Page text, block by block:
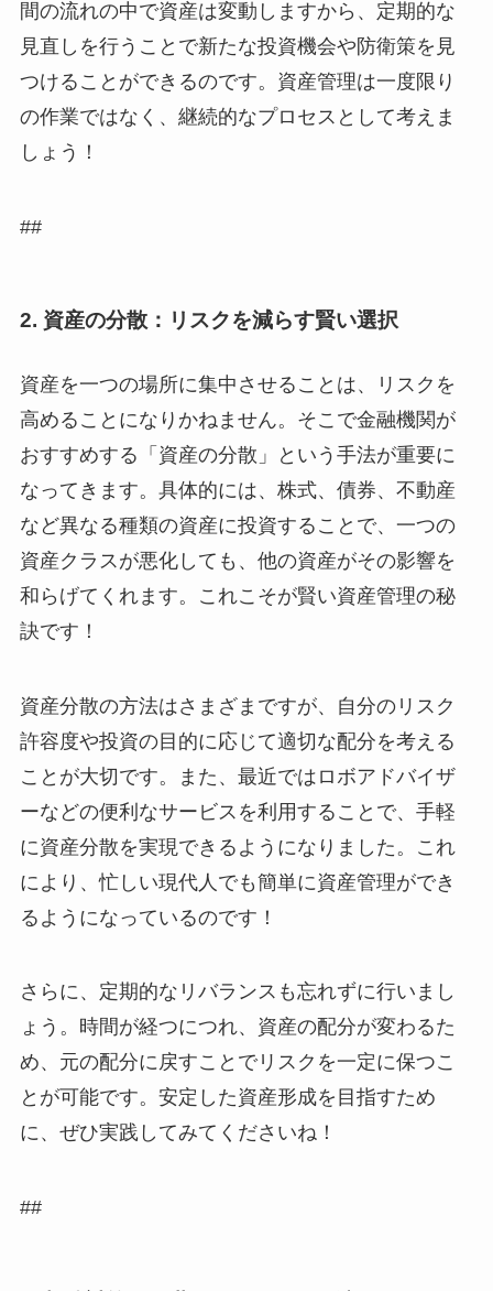
間の流れの中で資産は変動しますから、定期的な
見直しを行うことで新たな投資機会や防衛策を見
つけることができるのです。資産管理は一度限り
の作業ではなく、継続的なプロセスとして考えま
しょう！
##
2. 資産の分散：リスクを減らす賢い選択
資産を一つの場所に集中させることは、リスクを
高めることになりかねません。そこで金融機関が
おすすめする「資産の分散」という手法が重要に
なってきます。具体的には、株式、債券、不動産
など異なる種類の資産に投資することで、一つの
資産クラスが悪化しても、他の資産がその影響を
和らげてくれます。これこそが賢い資産管理の秘
訣です！
資産分散の方法はさまざまですが、自分のリスク
許容度や投資の目的に応じて適切な配分を考える
ことが大切です。また、最近ではロボアドバイザ
ーなどの便利なサービスを利用することで、手軽
に資産分散を実現できるようになりました。これ
により、忙しい現代人でも簡単に資産管理ができ
るようになっているのです！
さらに、定期的なリバランスも忘れずに行いまし
ょう。時間が経つにつれ、資産の配分が変わるた
め、元の配分に戻すことでリスクを一定に保つこ
とが可能です。安定した資産形成を目指すため
に、ぜひ実践してみてくださいね！
##